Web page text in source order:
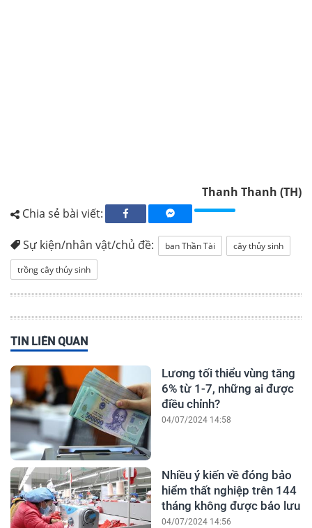
Thanh Thanh (TH)
Chia sẻ bài viết:
Sự kiện/nhân vật/chủ đề: ban Thần Tài
cây thủy sinh
trồng cây thủy sinh
TIN LIÊN QUAN
Lương tối thiểu vùng tăng
6% từ 1-7, những ai được
điều chỉnh?
04/07/2024 14:58
Nhiều ý kiến về đóng bảo
hiểm thất nghiệp trên 144
tháng không được bảo lưu
04/07/2024 14:56